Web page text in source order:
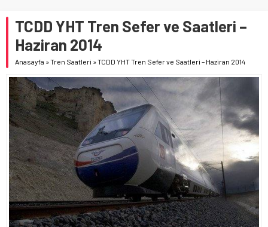
TCDD YHT Tren Sefer ve Saatleri –
Haziran 2014
Anasayfa »Tren Saatleri »TCDD YHT Tren Sefer ve Saatleri – Haziran 2014